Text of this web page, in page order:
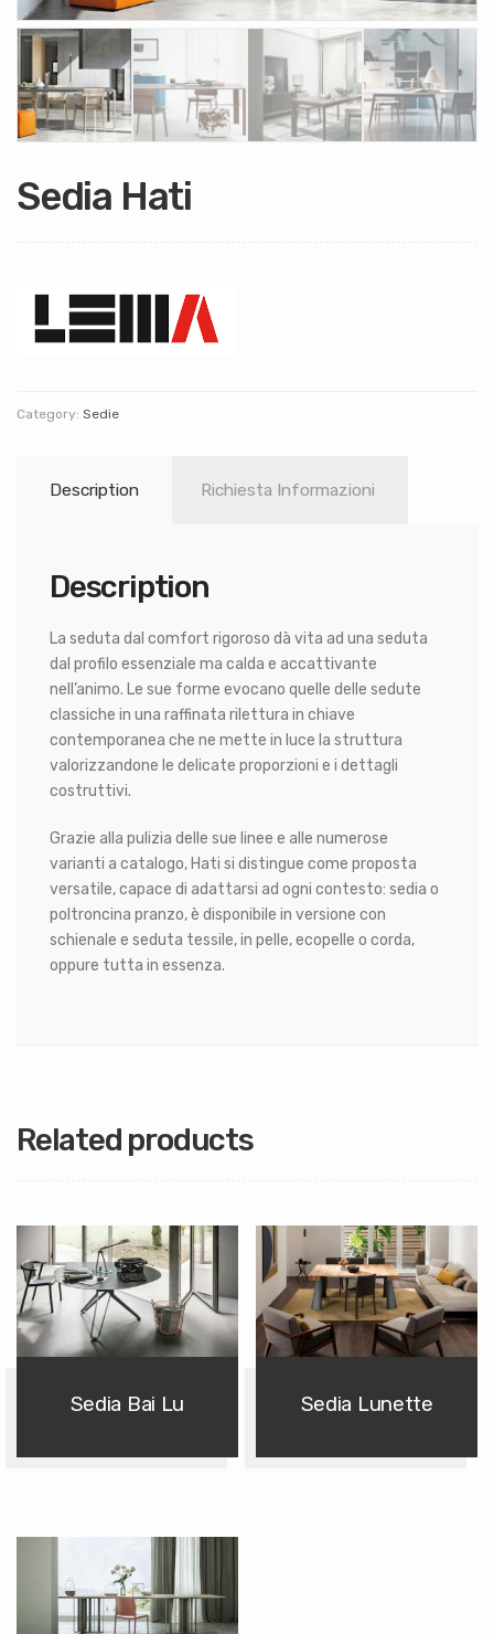
Sedia Hati
Category: Sedie
Description Richiesta Informazioni
Description
La seduta dal comfort rigoroso dà vita ad una seduta
dal profilo essenziale ma calda e accattivante
nell’animo. Le sue forme evocano quelle delle sedute
classiche in una raffinata rilettura in chiave
contemporanea che ne mette in luce la struttura
valorizzandone le delicate proporzioni e i dettagli
costruttivi.
Grazie alla pulizia delle sue linee e alle numerose
varianti a catalogo, Hati si distingue come proposta
versatile, capace di adattarsi ad ogni contesto: sedia o
poltroncina pranzo, è disponibile in versione con
schienale e seduta tessile, in pelle, ecopelle o corda,
oppure tutta in essenza.
Related products
Sedia Bai Lu Sedia Lunette